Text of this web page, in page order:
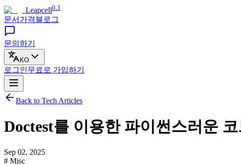
Leapcell0.3
문서 가격블로그
문의하기
KO
로그인무료로 가입하기
Back to Tech Articles
Doctest를 이용한 파이썬스러운
Sep 02, 2025
# Misc